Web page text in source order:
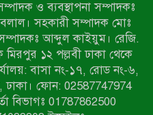
কল্যাণ ফ্রন্টের
নিয়ে প্রশ্ন, প্রতিবাদে
দুর্ঘটনায় পর্যটক
ও ব্যবস্থাপনা সম্পাদকঃ
সহকারী সম্পাদক মোঃ
আব্দুল কাইয়ুম। রেজি.
১২ পল্লবী ঢাকা থেকে
বাসা নং-১৭, রোড নং-৬,
ঢাকা। ফোন: 02587747974
বিভাগঃ 01787862500